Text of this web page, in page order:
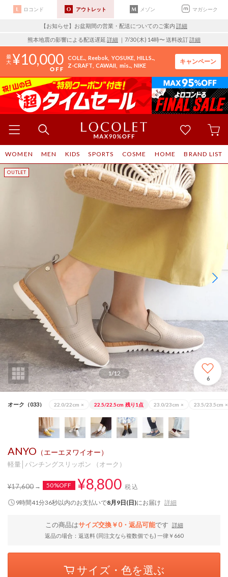
ロコンド アウトレット メゾン マガシーク
【お知らせ】お盆期間の営業・配送についてのご案内 詳細
熊本地震の影響による配送遅延 詳細 ｜7/30 (木) 14時〜 送料改訂詳細
10,000 COLE.. Reebok YOSUKE HILLS..
Z-CRAFT CAWAII mis.. NIKE
キャンペーン
WOMEN MEN KIDS SPORTS COSME HOME BRAND LIST
1/12
6
オーク（033） 22.0/22cm × 22.5/22.5cm 残り1点 23.0/23cm × 23.5/23.5cm ×
ANYO （エーエヌワイオー）
軽量│パンチングスリッポン （オーク）
¥17,600 50%OFF ¥8,800 税込
9時間41分35秒以内のお支払いで8月9日(日)にお届け 詳細
この商品はサイズ交換￥0・返品可能です
詳細
返品の場合：返送料 (同注文なら複数個でも) 一律￥660
サイズ・色を選ぶ